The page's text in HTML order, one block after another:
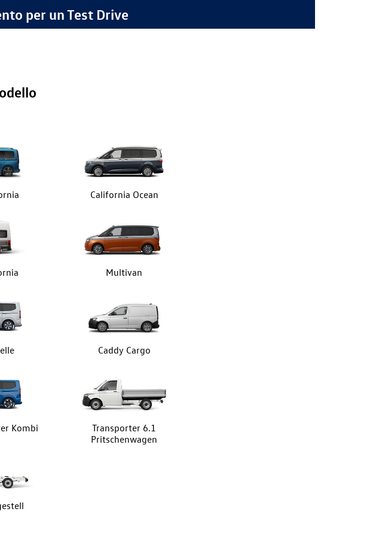
per un Test Drive
California Ocean
Multivan
Caddy Cargo
Kombi
Transporter 6.1
Pritschenwagen